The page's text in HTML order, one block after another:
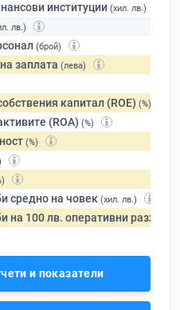
институции (хил. лв.)
лв.)
(брой)
заплата (лева)
капитал (ROE) (%)
(ROA) (%)
(%)
средно на човек (хил. лв.)
на 100 лв. оперативни разходи
и показатели